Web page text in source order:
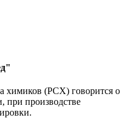
химиков (РСХ) говорится о
при производстве